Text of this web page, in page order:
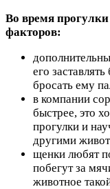
Во время
факторов:
его
бросать ему
в компании
быстрее, это
прогулки и
другими
щенки любят
побегут за
животное